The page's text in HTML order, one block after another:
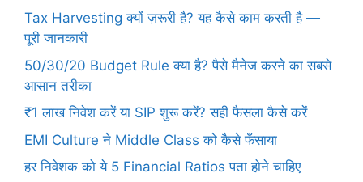
Tax Harvesting क्यों ज़रूरी है? यह कैसे काम करती है —
पूरी जानकारी
50/30/20 Budget Rule क्या है? पैसे मैनेज करने का सबसे
आसान तरीका
₹1 लाख निवेश करें या SIP शुरू करें? सही फैसला कैसे करें
EMI Culture ने Middle Class को कैसे फँसाया
हर निवेशक को ये 5 Financial Ratios पता होने चाहिए